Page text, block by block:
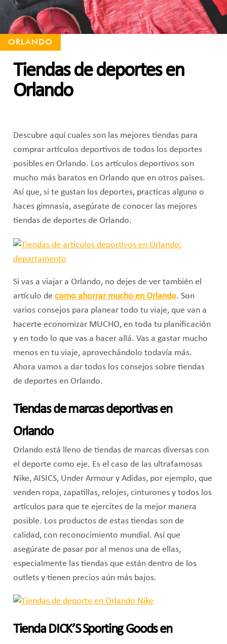
ORLANDO
Tiendas de deportes en
Orlando
Descubre aquí cuales son las mejores tiendas para
comprar artículos deportivos de todos los deportes
posibles en Orlando. Los artículos deportivos son
mucho más baratos en Orlando que en otros países.
Así que, si te gustan los deportes, practicas alguno o
haces gimnasia, asegúrate de conocer las mejores
tiendas de deportes de Orlando.
Si vas a viajar a Orlando, no dejes de ver también el
artículo de como ahorrar mucho en Orlando. Son
varios consejos para planear todo tu viaje, que van a
hacerte economizar MUCHO, en toda tu planificación
y en todo lo que vas a hacer allá. Vas a gastar mucho
menos en tu viaje, aprovechándolo todavía más.
Ahora vamos a dar todos los consejos sobre tiendas
de deportes en Orlando.
Tiendas de marcas deportivas en
Orlando
Orlando está lleno de tiendas de marcas diversas con
el deporte como eje. Es el caso de las ultrafamosas
Nike, AISICS, Under Armour y Adidas, por ejemplo, que
venden ropa, zapatillas, relojes, cinturones y todos los
artículos para que te ejercites de la mejor manera
posible. Los productos de estas tiendas son de
calidad, con reconocimiento mundial. Así que
asegúrate de pasar por al menos una de ellas,
especialmente las tiendas que están dentro de los
outlets y tienen precios aún más bajos.
Tienda DICK’S Sporting Goods en